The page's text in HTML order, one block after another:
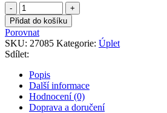
Úplet
červený
Punto
Milano
množství
Přidat do košíku
Porovnat
SKU: 27085 Kategorie: Úplet
Sdílet:
Popis
Další informace
Hodnocení (0)
Doprava a doručení